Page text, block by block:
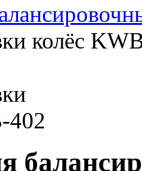
колёс